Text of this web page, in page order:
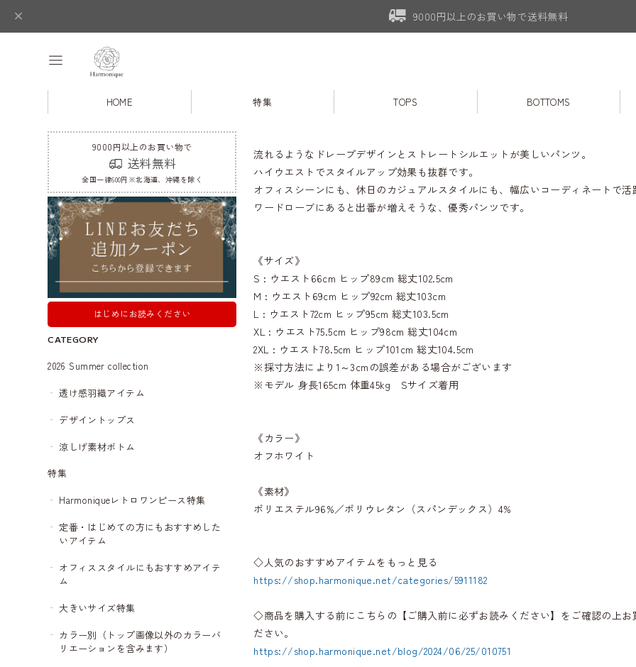
9000円以上のお買い物で送料無料
HOME 特集 TOPS BOTTOMS
9000円以上のお買い物で
送料無料
全国一律600円※北海道、沖縄を除く
はじめにお読みください
CATEGORY
2026 Summer collection
透け感羽織アイテム
デザイントップス
涼しげ素材ボトム
特集
Harmoniqueレトロワンピース特集
定番・はじめての方にもおすすめした
いアイテム
オフィススタイルにもおすすめアイテ
ム
大きいサイズ特集
カラー別（トップ画像以外のカラーバ
リエーションを含みます）
流れるようなドレープデザインとストレートシルエットが美しいパンツ。
ハイウエストでスタイルアップ効果も抜群です。
オフィスシーンにも、休日のカジュアルスタイルにも、幅広いコーディネートで活
ワードローブにあると出番が増えそうな、優秀パンツです。
《サイズ》
S : ウエスト66cm ヒップ89cm 総丈102.5cm
M : ウエスト69cm ヒップ92cm 総丈103cm
L : ウエスト72cm ヒップ95cm 総丈103.5cm
XL : ウエスト75.5cm ヒップ98cm 総丈104cm
2XL : ウエスト78.5cm ヒップ101cm 総丈104.5cm
※採寸方法により1～3cmの誤差がある場合がございます
※モデル 身長165cm 体重45kg Sサイズ着用
《カラー》
オフホワイト
《素材》
ポリエステル96%／ポリウレタン（スパンデックス）4%
◇人気のおすすめアイテムをもっと見る
https://shop.harmonique.net/categories/5911182
◇商品を購入する前にこちらの【ご購入前に必ずお読みください】をご確認の上お
ださい。
https://shop.harmonique.net/blog/2024/06/25/010751